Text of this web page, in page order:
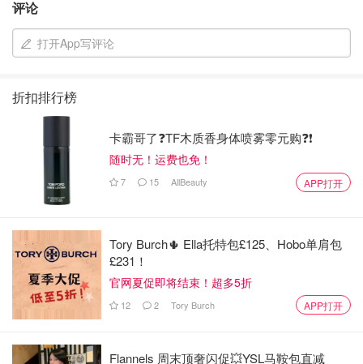
70lb引体向上、器械自重绳索下拉、毛巾俯身YW伸展，分
别4G*15p，背部和三头交替进行，完全不会累~热身到位，
用正确的肌肉部位发力，第二天酸爽的只有背和三头，肩颈
评论
打开App写评论
折扣排行榜
卡霸哥了❓TF木质香身体喷雾零元购❓❗
随时无！运费也免！
7 15 AllBeauty APP打开
Tory Burch🌵 Ella托特包£125、Hobo单肩包
£231！
官网夏促即将结束！超多5折
12 2 Tory Burch APP打开
Flannels 周末顶奢闪促💥YSL马鞍包直减